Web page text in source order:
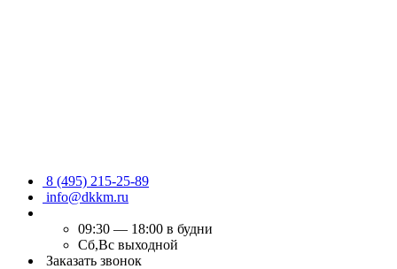
8 (495) 215-25-89
info@dkkm.ru
09:30 — 18:00 в будни
Сб,Вс выходной
Заказать звонок